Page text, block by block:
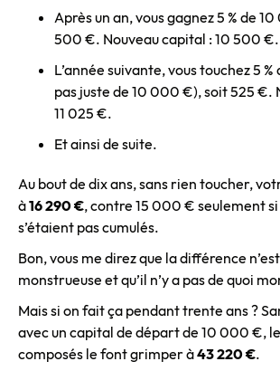
Après un an, vous gagnez 5 % de
500 €. Nouveau capital : 10 500 €.
L’année suivante, vous touchez 5
pas juste de 10 000 €), soit 525 €.
11 025 €.
Et ainsi de suite.
Au bout de dix ans, sans rien toucher,
à16 290 €, contre 15 000 € seulement
s’étaient pas cumulés.
Bon, vous me direz que la différence
monstrueuse et qu’il n’y a pas de quoi
Mais si on fait ça pendant trente ans ?
avec un capital de départ de 10 000 €,
composés le font grimper à43 220 €.